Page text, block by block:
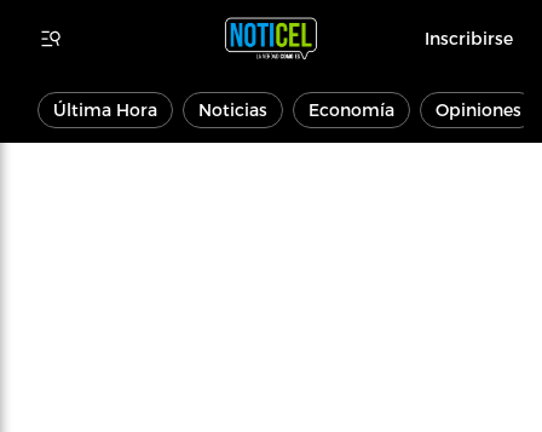
Inscribirse
Última Hora Noticias Economía Opiniones